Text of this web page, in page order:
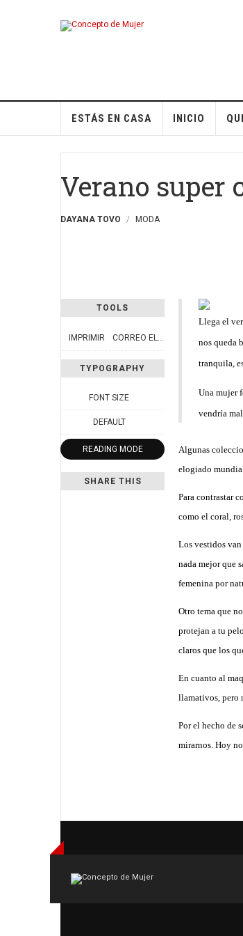
ESTÁS EN CASA INICIO
Verano super
DAYANA TOVO MODA
TOOLS
IMPRIMIR CORREO ELECTRÓNICO
TYPOGRAPHY
FONT SIZE
DEFAULT
READING MODE
SHARE THIS
Llega el
nos queda
tranquila,
Una mujer
vendría
Algunas
elogiado
Para contrastar
como el coral,
Los vestidos van
nada mejor que
femenina por
Otro tema que
protejan a tu
claros que los
En cuanto al
llamativos, pero
Por el hecho de
mirarnos. Hoy